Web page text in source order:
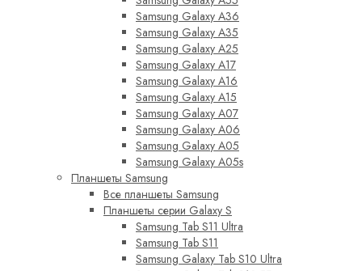
Samsung Galaxy A36
Samsung Galaxy A35
Samsung Galaxy A25
Samsung Galaxy A17
Samsung Galaxy A16
Samsung Galaxy A15
Samsung Galaxy A07
Samsung Galaxy A06
Samsung Galaxy A05
Samsung Galaxy A05s
Планшеты Samsung
Все планшеты Samsung
Планшеты серии Galaxy S
Samsung Tab S11 Ultra
Samsung Tab S11
Samsung Galaxy Tab S10 Ultra